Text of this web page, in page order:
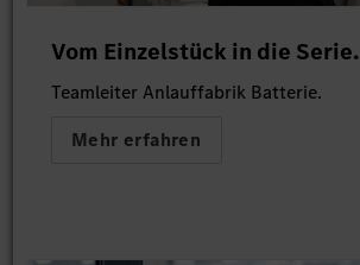
Vom Einzelstück in die Serie.
Teamleiter Anlauffabrik Batterie.
Mehr erfahren